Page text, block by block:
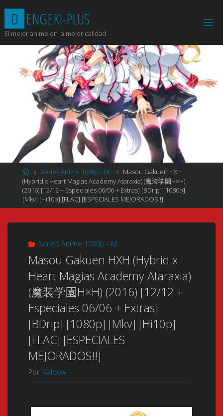
contenido
D ENGEKI-PLUS
El mejor anime en la mejor calidad
Página
de
Inicio
Series Anime 1080p - M
Masou Gakuen HXH
(Hybrid x Heart Magias Academy Ataraxia) (魔装学園H×H)
(2016) [12/12 + Especiales 06/06 + Extras] [BDrip] [1080p]
[Mkv] [Hi10p] [FLAC] [ESPECIALES MEJORADOS!!]
Series Anime 1080p - M
Masou Gakuen HXH (Hybrid x
Heart Magias Academy Ataraxia)
(魔装学園H×H) (2016) [12/12 +
Especiales 06/06 + Extras]
[BDrip] [1080p] [Mkv] [Hi10p]
[FLAC] [ESPECIALES
MEJORADOS!!]
Por Valdow